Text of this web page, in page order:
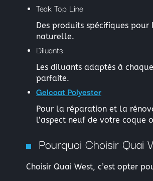
Teak Top Line
Des produits spécifiques
naturelle.
Diluants
Les diluants adaptés à
parfaite.
Gelcoat Polyester
Pour la réparation et la
l’aspect neuf de votre coque
Pourquoi Choisir Quai
Choisir Quai West, c’est opter